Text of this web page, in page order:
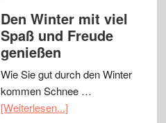
Den Winter mit viel
Spaß und Freude
genießen
Wie Sie gut durch den Winter
kommen Schnee …
[Weiterlesen...]